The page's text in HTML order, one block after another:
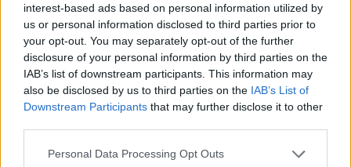
interest-based ads based on personal information utilized by
us or personal information disclosed to third parties prior to
your opt-out. You may separately opt-out of the further
disclosure of your personal information by third parties on the
IAB’s list of downstream participants. This information may
also be disclosed by us to third parties on the IAB’s List of
Downstream Participants that may further disclose it to other
Personal Data Processing Opt Outs
Portfolio Öngondoskodás 2015Ez is téma lesz
Öngondoskodás 2015 konferenciánkon, regisztráljon Ön
is!Információ és jelentkezés Szebelédi Ferenc egyebek
mellett az alábbiakat ismertette: Három fő elv alapján
tevékenykedik a felügyelet manapság a magyar biztosítási
piacon: a nyitott konzultációt,a piac orientálását és a
szigorodó intézkedéseket említette Szebelédi....